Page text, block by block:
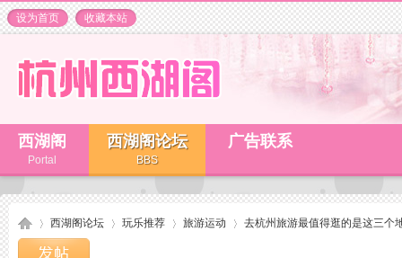
设为首页 收藏本站
西湖阁
Portal
西湖阁论坛
BBS
广告联系
西湖阁论坛 玩乐推荐 旅游运动 去杭州旅游最值得逛的是这三个